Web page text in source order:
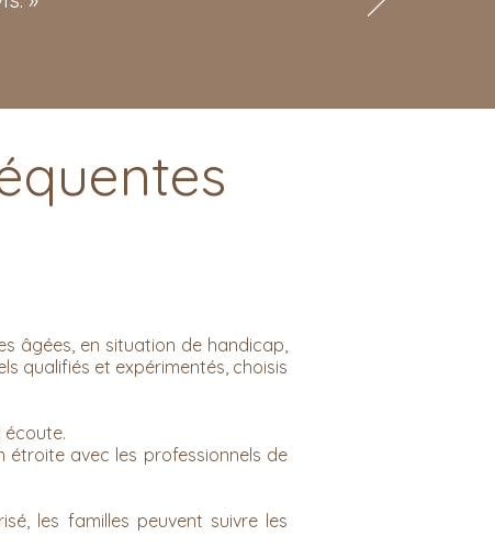
âgées, en situation de handicap,
qualifiés et expérimentés, choisis
écoute.
étroite avec les professionnels de
les familles peuvent suivre les